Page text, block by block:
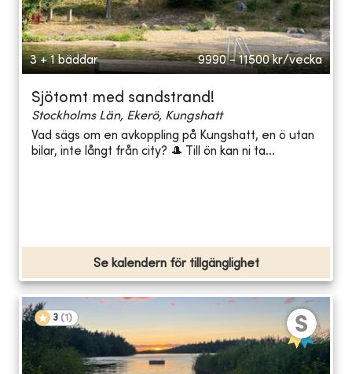
3 + 1 bäddar 9990 - 11500 kr/vecka
Sjötomt med sandstrand!
Stockholms Län, Ekerö, Kungshatt
Vad sägs om en avkoppling på Kungshatt, en ö utan
bilar, inte långt från city? 🎩 Till ön kan ni ta...
Se kalendern för tillgänglighet
3 (1 )